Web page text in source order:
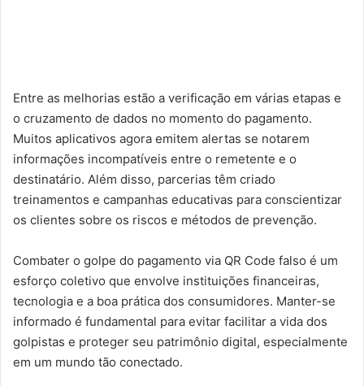
Entre as melhorias estão a verificação em várias etapas e
o cruzamento de dados no momento do pagamento.
Muitos aplicativos agora emitem alertas se notarem
informações incompatíveis entre o remetente e o
destinatário. Além disso, parcerias têm criado
treinamentos e campanhas educativas para conscientizar
os clientes sobre os riscos e métodos de prevenção.
Combater o golpe do pagamento via QR Code falso é um
esforço coletivo que envolve instituições financeiras,
tecnologia e a boa prática dos consumidores. Manter-se
informado é fundamental para evitar facilitar a vida dos
golpistas e proteger seu patrimônio digital, especialmente
em um mundo tão conectado.